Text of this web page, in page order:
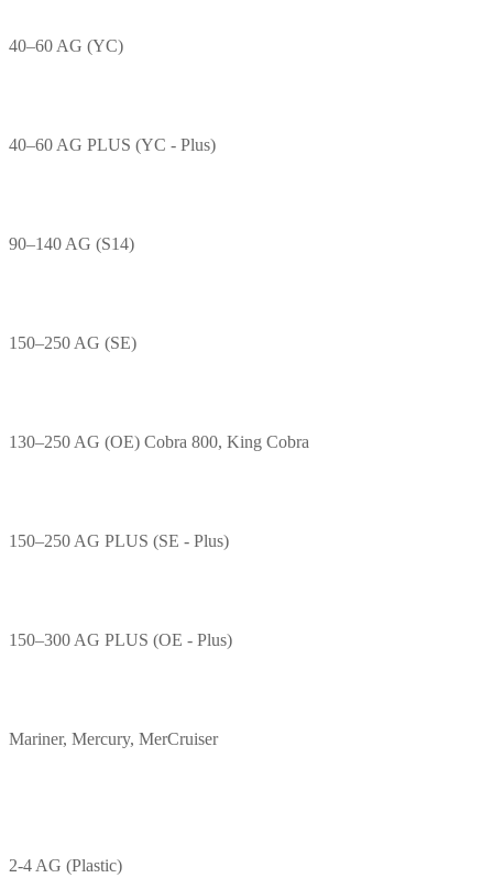
40–60 AG (YC)
40–60 AG PLUS (YC - Plus)
90–140 AG (S14)
150–250 AG (SE)
130–250 AG (OE) Cobra 800, King Cobra
150–250 AG PLUS (SE - Plus)
150–300 AG PLUS (OE - Plus)
Mariner, Mercury, MerCruiser
2-4 AG (Plastic)